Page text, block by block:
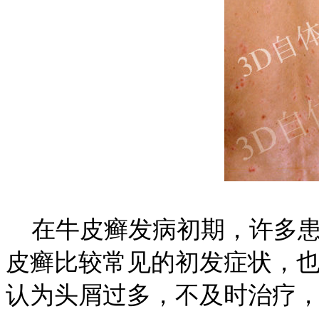
在牛皮癣发病初期，许多
皮癣比较常见的初发症状，
认为头屑过多，不及时治疗